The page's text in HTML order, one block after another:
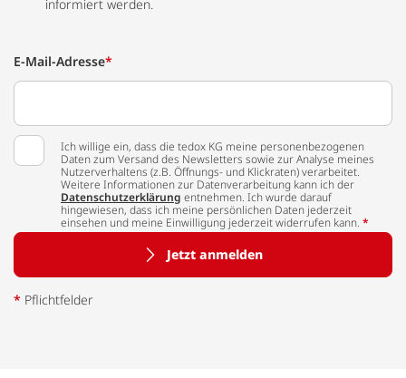
informiert werden.
E-Mail-Adresse*
Ich willige ein, dass die tedox KG meine personenbezogenen
Daten zum Versand des Newsletters sowie zur Analyse meines
Nutzerverhaltens (z.B. Öffnungs- und Klickraten) verarbeitet.
Weitere Informationen zur Datenverarbeitung kann ich der
Datenschutzerklärung entnehmen. Ich wurde darauf
hingewiesen, dass ich meine persönlichen Daten jederzeit
einsehen und meine Einwilligung jederzeit widerrufen kann. *
Jetzt anmelden
* Pflichtfelder